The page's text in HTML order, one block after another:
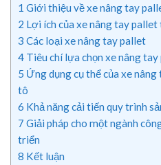
1 Giới thiệu về xe nâng tay
2 Lợi ích của xe nâng tay
3 Các loại xe nâng tay pallet
4 Tiêu chí lựa chọn xe nâng
5 Ứng dụng cụ thể của xe
tô
6 Khả năng cải tiến quy trình
7 Giải pháp cho một ngành
triển
8 Kết luận